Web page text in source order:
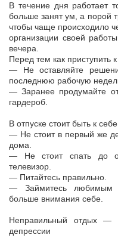
В течение дня работает
больше занят ум, а порой
чтобы чаще происходило
организации своей
вечера.
Перед тем как приступить
— Не оставляйте
последнюю рабочую
— Заранее продумайте
гардероб.
В отпуске стоит быть к
— Не стоит в первый же
дома.
— Не стоит спать до
телевизор.
— Питайтесь правильно.
— Займитесь любимым
больше внимания себе.
Неправильный отдых —
депрессии